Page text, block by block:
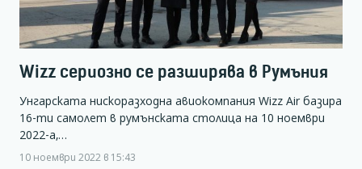
Wizz сериозно се разширява в Румъния
Унгарската нискоразходна авиокомпания Wizz Air базира
16-ти самолет в румънската столица на 10 ноември
2022-а,…
10 ноември 2022 в 15:43